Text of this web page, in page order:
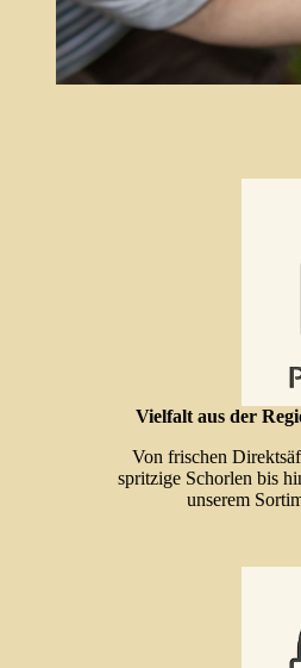
Vielfalt aus der
Von frischen
spritzige Schorlen bis
unserem